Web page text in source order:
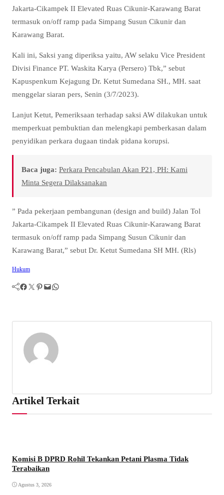
Jakarta-Cikampek II Elevated Ruas Cikunir-Karawang Barat
termasuk on/off ramp pada Simpang Susun Cikunir dan
Karawang Barat.
Kali ini, Saksi yang diperiksa yaitu, AW selaku Vice President
Divisi Finance PT. Waskita Karya (Persero) Tbk,” sebut
Kapuspenkum Kejagung Dr. Ketut Sumedana SH., MH. saat
menggelar siaran pers, Senin (3/7/2023).
Lanjut Ketut, Pemeriksaan terhadap saksi AW dilakukan untuk
memperkuat pembuktian dan melengkapi pemberkasan dalam
penyidikan perkara dugaan tindak pidana korupsi.
Baca juga: Perkara Pencabulan Akan P21, PH: Kami
Minta Segera Dilaksanakan
” Pada pekerjaan pembangunan (design and build) Jalan Tol
Jakarta-Cikampek II Elevated Ruas Cikunir-Karawang Barat
termasuk on/off ramp pada Simpang Susun Cikunir dan
Karawang Barat,” sebut Dr. Ketut Sumedana SH MH. (Rls)
Hukum
Facebook Twitter Pinterest Mail WhatsApp
Artikel Terkait
Komisi B DPRD Rohil Tekankan Petani Plasma Tidak
Terabaikan
Agustus 3, 2026